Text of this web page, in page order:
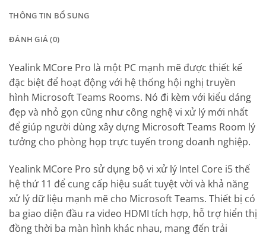
THÔNG TIN BỔ SUNG
ĐÁNH GIÁ (0)
Yealink MCore Pro là một PC mạnh mẽ được thiết kế
đặc biệt để hoạt động với hệ thống hội nghị truyền
hình Microsoft Teams Rooms. Nó đi kèm với kiểu dáng
đẹp và nhỏ gọn cũng như công nghệ vi xử lý mới nhất
để giúp người dùng xây dựng Microsoft Teams Room lý
tưởng cho phòng họp trực tuyến trong doanh nghiệp.
Yealink MCore Pro sử dụng bộ vi xử lý Intel Core i5 thế
hệ thứ 11 để cung cấp hiệu suất tuyệt vời và khả năng
xử lý dữ liệu mạnh mẽ cho Microsoft Teams. Thiết bị có
ba giao diện đầu ra video HDMI tích hợp, hỗ trợ hiển thị
đồng thời ba màn hình khác nhau, mang đến trải